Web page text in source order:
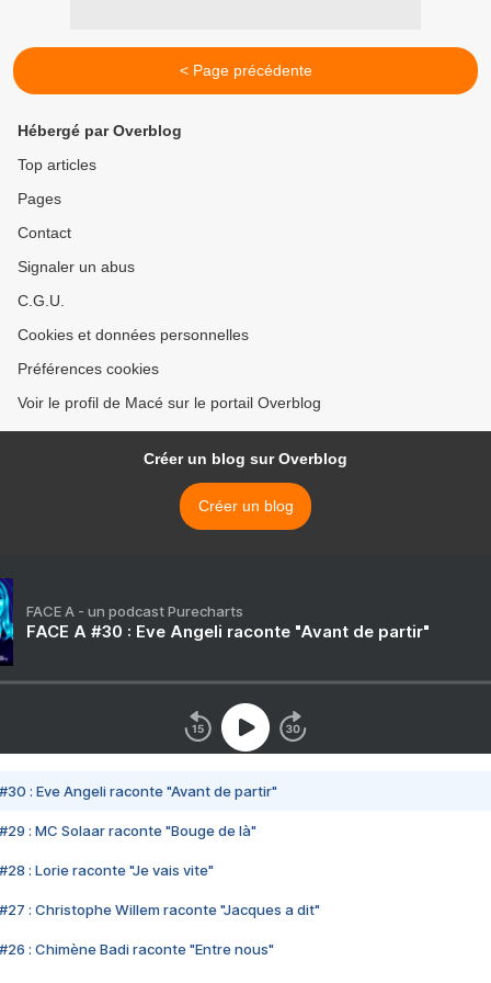
< Page précédente
Hébergé par Overblog
Top articles
Pages
Contact
Signaler un abus
C.G.U.
Cookies et données personnelles
Préférences cookies
Voir le profil de Macé sur le portail Overblog
Créer un blog sur Overblog
Créer un blog
FACE A - un podcast Purecharts
FACE A #30 : Eve Angeli raconte "Avant de partir"
#30 : Eve Angeli raconte "Avant de partir"
#29 : MC Solaar raconte "Bouge de là"
#28 : Lorie raconte "Je vais vite"
#27 : Christophe Willem raconte "Jacques a dit"
#26 : Chimène Badi raconte "Entre nous"